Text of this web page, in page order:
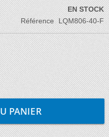
EN STOCK
Référence LQM806-40-F
PANIER